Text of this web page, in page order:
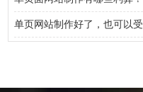
单页网站制作好了，也可以